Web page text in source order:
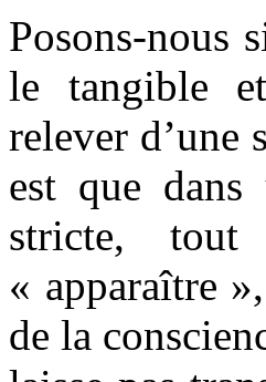
Posons-nous
le tangible
relever d’une
est que dans
stricte,
« apparaître
de la